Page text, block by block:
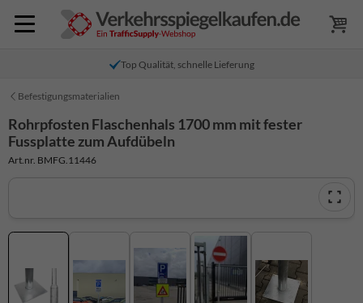
Top Qualität, schnelle Lieferung
Befestigungsmaterialien
Rohrpfosten Flaschenhals 1700 mm mit fester
Fussplatte zum Aufdübeln
Art.nr. BMFG.11446